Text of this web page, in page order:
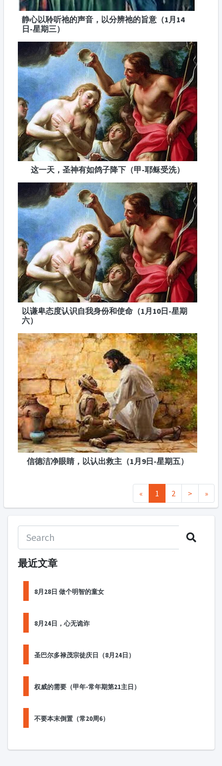
静心以聆听祂的声音，以分辨祂的旨意（1月14
日-星期三）
这一天，圣神有如鸽子降下（甲-耶稣受洗）
以谦卑态度认识自我身份和使命（1月10日-星期
六）
信德洁净眼睛，以认出救主（1月9日-星期五）
« 1 2 > »
最近文章
8月28日 做个明智的童女
8月24日，心无诡诈
圣巴尔多禄茂宗徒庆日（8月24日）
权威的需要（甲年-常年期第21主日）
不要本末倒置（常20周6）